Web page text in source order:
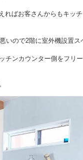
ればお客さんからもキッチ
いので2階に室外機設置ス
チンカウンター側をフリー